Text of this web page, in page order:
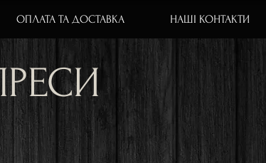
ОПЛАТА ТА ДОСТАВКА НАШІ КОНТАКТИ